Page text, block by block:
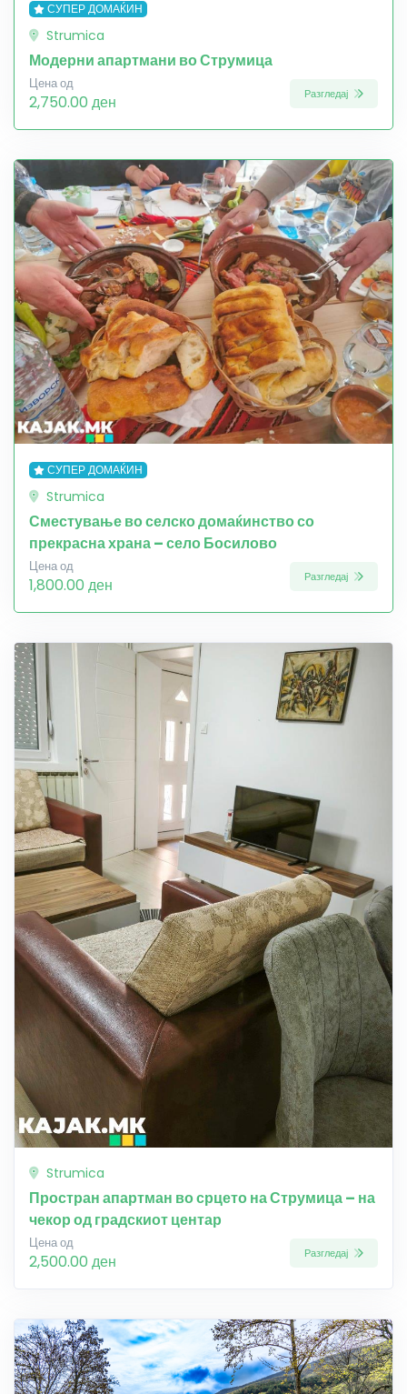
СУПЕР ДОМАЌИН
Strumica
Модерни апартмани во Струмица
Цена од
2,750.00 ден Разгледај
СУПЕР ДОМАЌИН
Strumica
Сместување во селско домаќинство со
прекрасна храна – село Босилово
Цена од
1,800.00 ден Разгледај
Strumica
Простран апартман во срцето на Струмица – на
чекор од градскиот центар
Цена од
2,500.00 ден Разгледај